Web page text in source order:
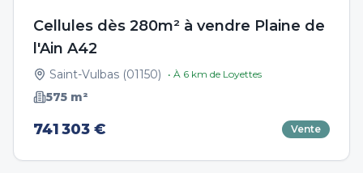
Cellules dès 280m² à vendre Plaine de
l'Ain A42
Saint-Vulbas (01150) • À 6 km de Loyettes
575 m²
741 303 € Vente